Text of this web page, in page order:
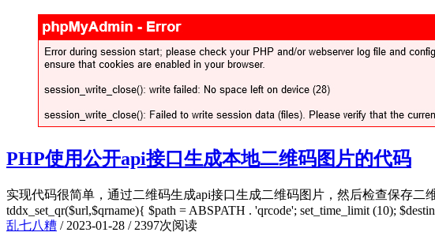
PHP使用公开api接口生成本地二维码图片的代码
实现代码很简单，通过二维码生成api接口生成二维码图片，然后检查保存二
tddx_set_qr($url,$qrname){ $path = ABSPATH . 'qrcode'; set_time_limit (10);
乱七八糟 / 2023-01-28 / 2397次阅读